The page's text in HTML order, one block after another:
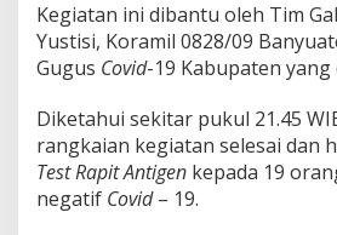
Kegiatan ini dibantu oleh Tim
Yustisi, Koramil 0828/09
Gugus Covid-19 Kabupaten
Diketahui sekitar pukul 21.45
rangkaian kegiatan selesai dan
Test Rapit Antigen kepada 19
negatif Covid– 19.